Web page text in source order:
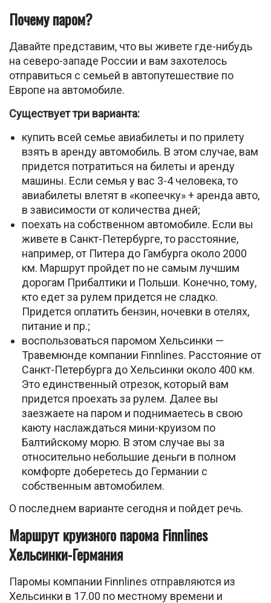
Почему паром?
Давайте представим, что вы живете где-нибудь
на северо-западе России и вам захотелось
отправиться с семьей в автопутешествие по
Европе на автомобиле.
Существует три варианта:
купить всей семье авиабилеты и по прилету
взять в аренду автомобиль. В этом случае, вам
придется потратиться на билеты и аренду
машины. Если семья у вас 3-4 человека, то
авиабилеты влетят в «копеечку» + аренда авто,
в зависимости от количества дней;
поехать на собственном автомобиле. Если вы
живете в Санкт-Петербурге, то расстояние,
например, от Питера до Гамбурга около 2000
км. Маршрут пройдет по не самым лучшим
дорогам Прибалтики и Польши. Конечно, тому,
кто едет за рулем придется не сладко.
Придется оплатить бензин, ночевки в отелях,
питание и пр.;
воспользоваться паромом Хельсинки —
Травемюнде компании Finnlines. Расстояние от
Санкт-Петербурга до Хельсинки около 400 км.
Это единственный отрезок, который вам
придется проехать за рулем. Далее вы
заезжаете на паром и поднимаетесь в свою
каюту наслаждаться мини-круизом по
Балтийскому морю. В этом случае вы за
относительно небольшие деньги в полном
комфорте доберетесь до Германии с
собственным автомобилем.
О последнем варианте сегодня и пойдет речь.
Маршрут круизного парома Finnlines
Хельсинки-Германия
Паромы компании Finnlines отправляются из
Хельсинки в 17.00 по местному времени и